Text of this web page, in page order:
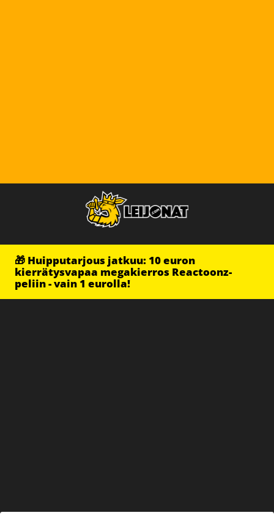
🎁 Huipputarjous jatkuu: 10 euron
kierrätysvapaa megakierros Reactoonz-
peliin - vain 1 eurolla!